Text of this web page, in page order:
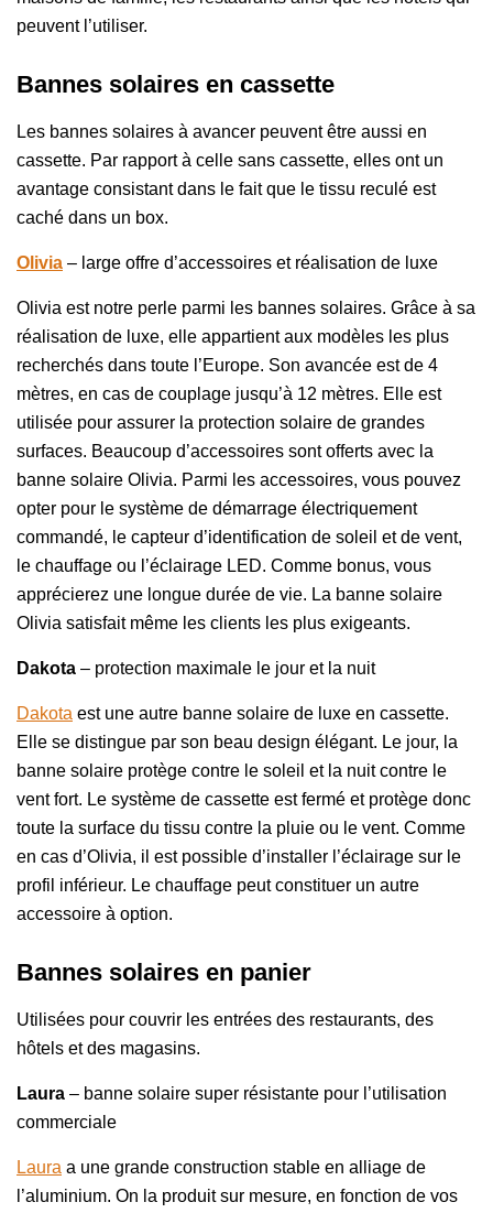
peuvent l’utiliser.
Bannes solaires en cassette
Les bannes solaires à avancer peuvent être aussi en
cassette. Par rapport à celle sans cassette, elles ont un
avantage consistant dans le fait que le tissu reculé est
caché dans un box.
Olivia – large offre d’accessoires et réalisation de luxe
Olivia est notre perle parmi les bannes solaires. Grâce à sa
réalisation de luxe, elle appartient aux modèles les plus
recherchés dans toute l’Europe. Son avancée est de 4
mètres, en cas de couplage jusqu’à 12 mètres. Elle est
utilisée pour assurer la protection solaire de grandes
surfaces. Beaucoup d’accessoires sont offerts avec la
banne solaire Olivia. Parmi les accessoires, vous pouvez
opter pour le système de démarrage électriquement
commandé, le capteur d’identification de soleil et de vent,
le chauffage ou l’éclairage LED. Comme bonus, vous
apprécierez une longue durée de vie. La banne solaire
Olivia satisfait même les clients les plus exigeants.
Dakota – protection maximale le jour et la nuit
Dakota est une autre banne solaire de luxe en cassette.
Elle se distingue par son beau design élégant. Le jour, la
banne solaire protège contre le soleil et la nuit contre le
vent fort. Le système de cassette est fermé et protège donc
toute la surface du tissu contre la pluie ou le vent. Comme
en cas d’Olivia, il est possible d’installer l’éclairage sur le
profil inférieur. Le chauffage peut constituer un autre
accessoire à option.
Bannes solaires en panier
Utilisées pour couvrir les entrées des restaurants, des
hôtels et des magasins.
Laura – banne solaire super résistante pour l’utilisation
commerciale
Laura a une grande construction stable en alliage de
l’aluminium. On la produit sur mesure, en fonction de vos